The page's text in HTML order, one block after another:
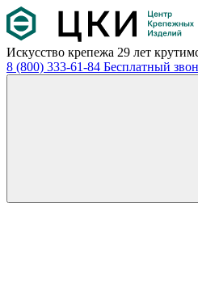
Искусство крепежа 29 лет
8 (800) 333-61-84 Бесплатный